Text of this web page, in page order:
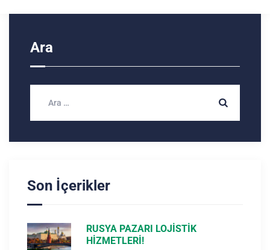
Ara
Son İçerikler
RUSYA PAZARI LOJISTIK
HIZMETLERI!